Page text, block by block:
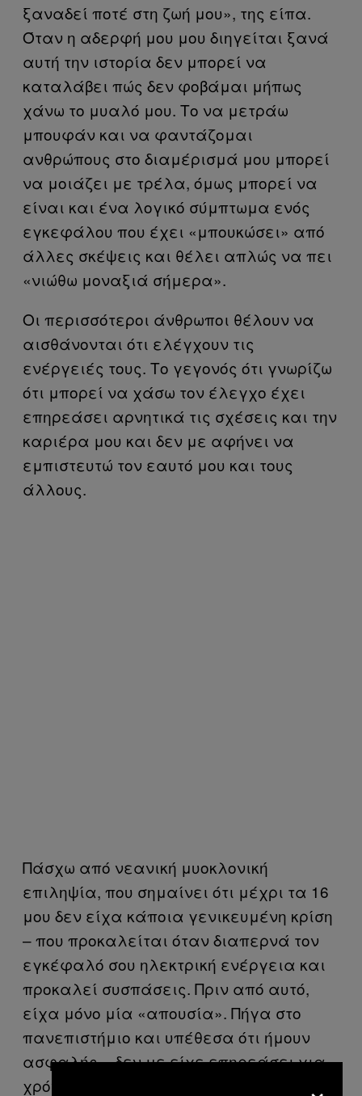
ξαναδεί ποτέ στη ζωή μου», της είπα.
Όταν η αδερφή μου μου διηγείται ξανά
αυτή την ιστορία δεν μπορεί να
καταλάβει πώς δεν φοβάμαι μήπως
χάνω το μυαλό μου. Το να μετράω
μπουφάν και να φαντάζομαι
ανθρώπους στο διαμέρισμά μου μπορεί
να μοιάζει με τρέλα, όμως μπορεί να
είναι και ένα λογικό σύμπτωμα ενός
εγκεφάλου που έχει «μπουκώσει» από
άλλες σκέψεις και θέλει απλώς να πει
«νιώθω μοναξιά σήμερα».
Οι περισσότεροι άνθρωποι θέλουν να
αισθάνονται ότι ελέγχουν τις
ενέργειές τους. Το γεγονός ότι γνωρίζω
ότι μπορεί να χάσω τον έλεγχο έχει
επηρεάσει αρνητικά τις σχέσεις και την
καριέρα μου και δεν με αφήνει να
εμπιστευτώ τον εαυτό μου και τους
άλλους.
Πάσχω από νεανική μυοκλονική
επιληψία, που σημαίνει ότι μέχρι τα 16
μου δεν είχα κάποια γενικευμένη κρίση
– που προκαλείται όταν διαπερνά τον
εγκέφαλό σου ηλεκτρική ενέργεια και
προκαλεί συσπάσεις. Πριν από αυτό,
είχα μόνο μία «απουσία». Πήγα στο
πανεπιστήμιο και υπέθεσα ότι ήμουν
ασφαλής – δεν με είχε επηρεάσει για
χρόνια. Και τότε, πριν μπω στο δεύτερο